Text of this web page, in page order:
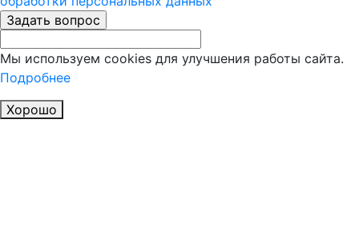
Мы используем cookies для улучшения работы сайта.
Подробнее
Хорошо